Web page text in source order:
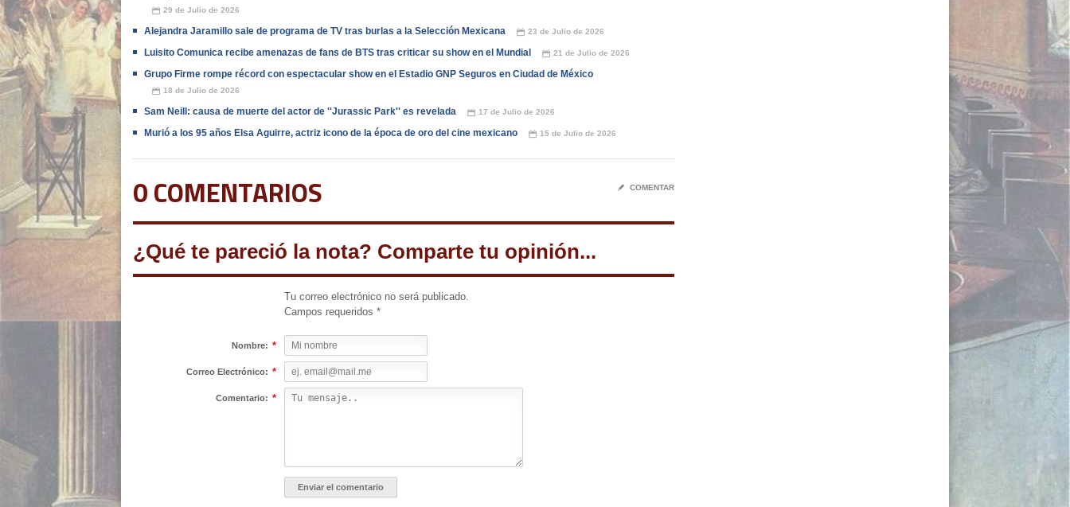
📅 29 de Julio de 2026
Alejandra Jaramillo sale de programa de TV tras burlas a la Selección Mexicana 📅 23 de Julio de 2026
Luisito Comunica recibe amenazas de fans de BTS tras criticar su show en el Mundial 📅 21 de Julio de 2026
Grupo Firme rompe récord con espectacular show en el Estadio GNP Seguros en Ciudad de México
📅 18 de Julio de 2026
Sam Neill: causa de muerte del actor de ''Jurassic Park'' es revelada 📅 17 de Julio de 2026
Murió a los 95 años Elsa Aguirre, actriz icono de la época de oro del cine mexicano 📅 15 de Julio de 2026
0 COMENTARIOS ✎ COMENTAR
¿Qué te pareció la nota? Comparte tu opinión...
Tu correo electrónico no será publicado.
Campos requeridos *
Nombre: *
Correo Electrónico: *
Comentario: *